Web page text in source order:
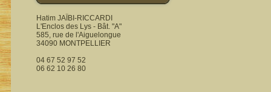
Hatim JAÏBI-RICCARDI
L'Enclos des Lys - Bât. "A"
585, rue de l'Aiguelongue
34090 MONTPELLIER
04 67 52 97 52
06 62 10 26 80